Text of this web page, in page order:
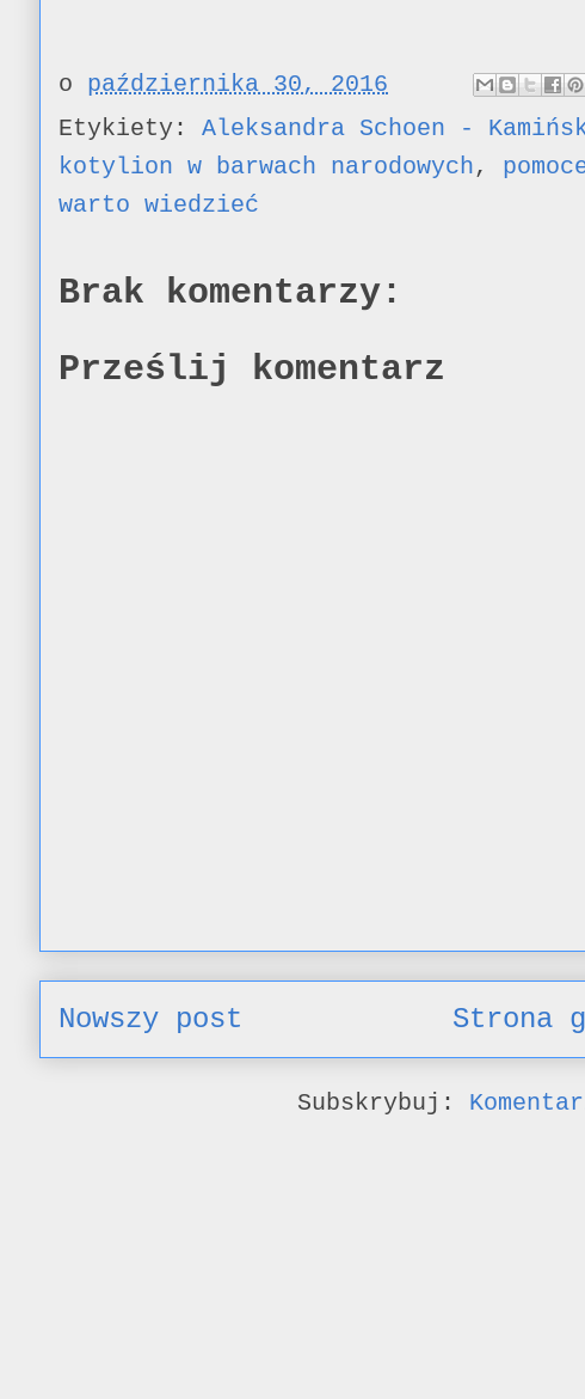
o października 30, 2016
Etykiety: Aleksandra Schoen -
kotylion w barwach narodowych,
warto wiedzieć
Brak komentarzy:
Prześlij komentarz
Nowszy post Strona
Subskrybuj: